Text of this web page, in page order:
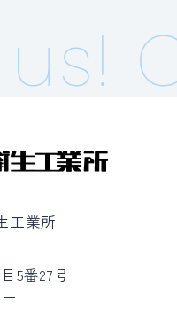
工業所
5番27号